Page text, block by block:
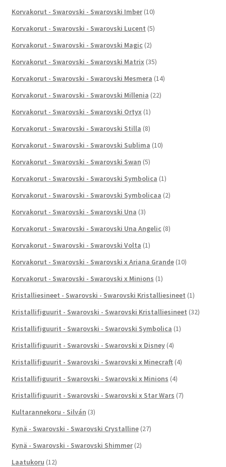
Korvakorut - Swarovski - Swarovski Imber (10)
Korvakorut - Swarovski - Swarovski Lucent (5)
Korvakorut - Swarovski - Swarovski Magic (2)
Korvakorut - Swarovski - Swarovski Matrix (35)
Korvakorut - Swarovski - Swarovski Mesmera (14)
Korvakorut - Swarovski - Swarovski Millenia (22)
Korvakorut - Swarovski - Swarovski Ortyx (1)
Korvakorut - Swarovski - Swarovski Stilla (8)
Korvakorut - Swarovski - Swarovski Sublima (10)
Korvakorut - Swarovski - Swarovski Swan (5)
Korvakorut - Swarovski - Swarovski Symbolica (1)
Korvakorut - Swarovski - Swarovski Symbolicaa (2)
Korvakorut - Swarovski - Swarovski Una (3)
Korvakorut - Swarovski - Swarovski Una Angelic (8)
Korvakorut - Swarovski - Swarovski Volta (1)
Korvakorut - Swarovski - Swarovski x Ariana Grande (10)
Korvakorut - Swarovski - Swarovski x Minions (1)
Kristalliesineet - Swarovski - Swarovski Kristalliesineet (1)
Kristallifiguurit - Swarovski - Swarovski Kristalliesineet (32)
Kristallifiguurit - Swarovski - Swarovski Symbolica (1)
Kristallifiguurit - Swarovski - Swarovski x Disney (4)
Kristallifiguurit - Swarovski - Swarovski x Minecraft (4)
Kristallifiguurit - Swarovski - Swarovski x Minions (4)
Kristallifiguurit - Swarovski - Swarovski x Star Wars (7)
Kultarannekoru - Silván (3)
Kynä - Swarovski - Swarovski Crystalline (27)
Kynä - Swarovski - Swarovski Shimmer (2)
Laatukoru (12)